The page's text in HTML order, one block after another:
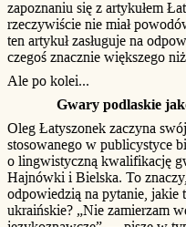
zapoznaniu się z artykułem
rzeczywiście nie miał
ten artykuł zasługuje na
czegoś znacznie większego
Ale po kolei...
Gwary podlaskie
Oleg Łatyszonek zaczyna
stosowanego w publicystyce
o lingwistyczną kwalifikację
Hajnówki i Bielska. To
odpowiedzią na pytanie,
ukraińskie? „Nie zamierzam